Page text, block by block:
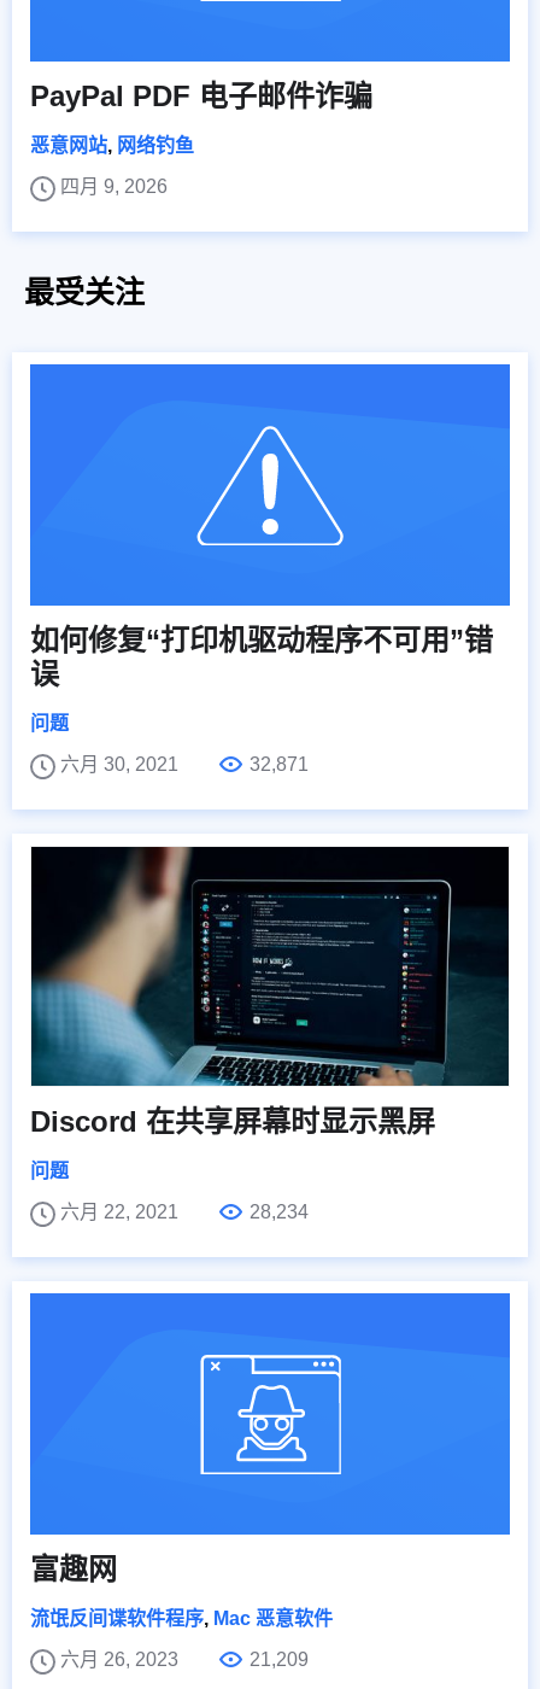
PayPal PDF 电子邮件诈骗
恶意网站, 网络钓鱼
四月 9, 2026
最受关注
如何修复“打印机驱动程序不可用”错
误
问题
六月 30, 2021
32,871
Discord 在共享屏幕时显示黑屏
问题
六月 22, 2021
28,234
富趣网
流氓反间谍软件程序, Mac 恶意软件
六月 26, 2023
21,209